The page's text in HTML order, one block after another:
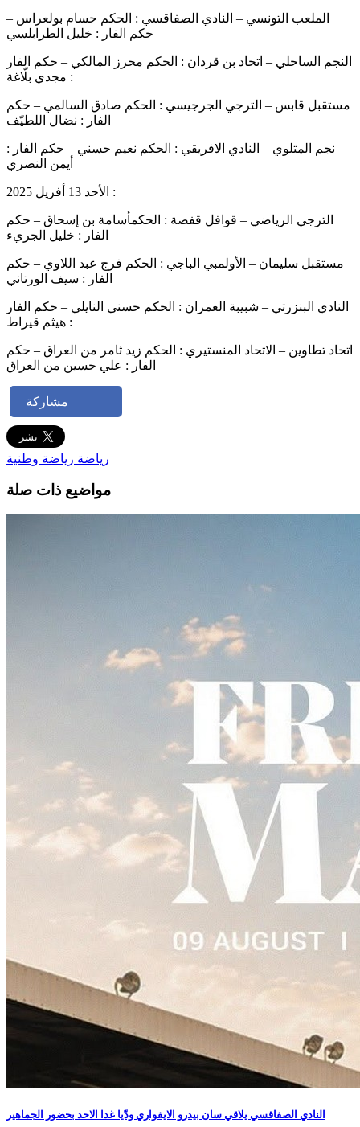
الملعب التونسي – النادي الصفاقسي : الحكم حسام بولعراس –
حكم الفار : خليل الطرابلسي
النجم الساحلي – اتحاد بن قردان : الحكم محرز المالكي – حكم الفار
: مجدي بلّاغة
مستقبل قابس – الترجي الجرجيسي : الحكم صادق السالمي – حكم
الفار : نضال اللطيّف
نجم المتلوي – النادي الافريقي : الحكم نعيم حسني – حكم الفار :
أيمن النصري
الأحد 13 أفريل 2025 :
الترجي الرياضي – قوافل قفصة : الحكمأسامة بن إسحاق – حكم
الفار : خليل الجريء
مستقبل سليمان – الأولمبي الباجي : الحكم فرج عبد اللاوي – حكم
الفار : سيف الورتاني
النادي البنزرتي – شبيبة العمران : الحكم حسني النايلي – حكم الفار
: هيثم قيراط
اتحاد تطاوين – الاتحاد المنستيري : الحكم زيد ثامر من العراق – حكم
الفار : علي حسين من العراق
مشاركة
رياضة رياضة وطنية
مواضيع ذات صلة
النادي الصفاقسي يلاقي سان بيدرو الايفواري ودّيا غدا الاحد بحضور الجماهير